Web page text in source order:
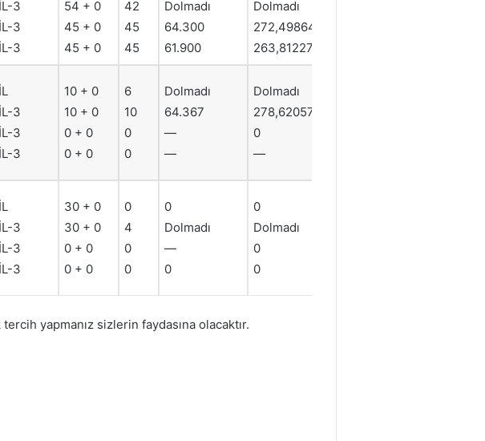
3
3
3
54 + 0
45 + 0
45 + 0
42
45
45
Dolmadı
64.300
61.900
Dolmadı
272,49864
263,81227
3
3
3
10 + 0
10 + 0
0 + 0
0 + 0
6
10
0
0
Dolmadı
64.367
—
—
Dolmadı
278,62057
0
—
3
3
3
30 + 0
30 + 0
0 + 0
0 + 0
0
4
0
0
0
Dolmadı
—
0
0
Dolmadı
0
0
yapmanız sizlerin faydasına olacaktır.